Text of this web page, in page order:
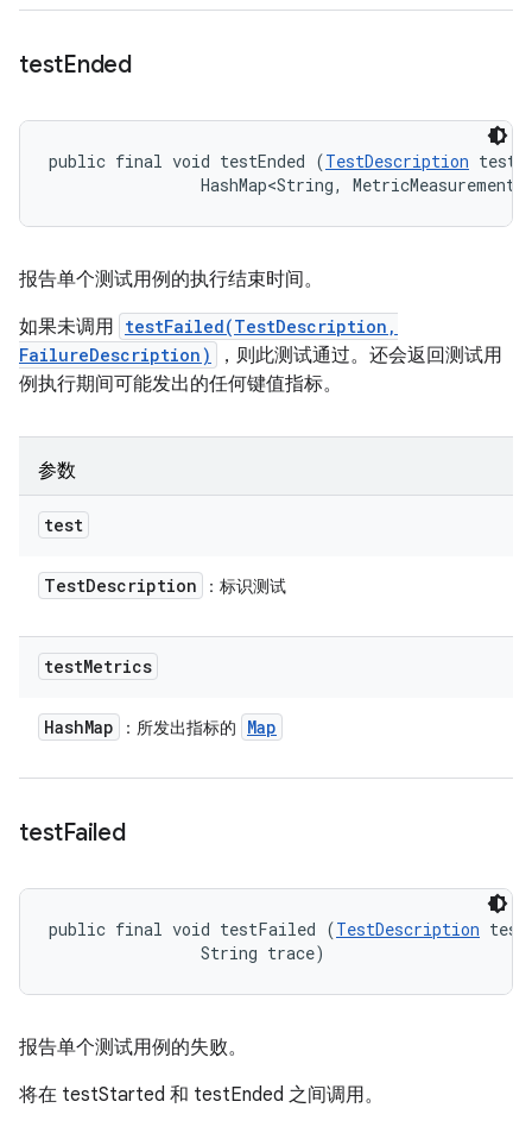
testEnded
public final void testEnded (TestDescription
HashMap<String,
报告单个测试用例的执行结束时间。
如果未调用 testFailed(TestDescription,
FailureDescription)
，则此测试通过。还会返回测试用
例执行期间可能发出的任何键值指标。
参数
test
TestDescription ：标识测试
testMetrics
HashMap ：所发出指标的 Map
testFailed
public final void testFailed (TestDescription
                String trace)
报告单个测试用例的失败。
将在 testStarted 和 testEnded 之间调用。